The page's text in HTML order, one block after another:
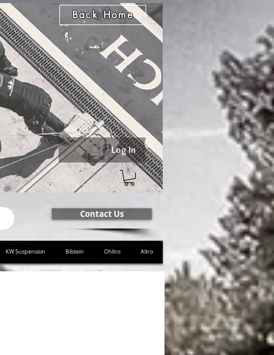
Back Home
Log In
Contact Us
KW Suspension Bilstein Ohlins Altro